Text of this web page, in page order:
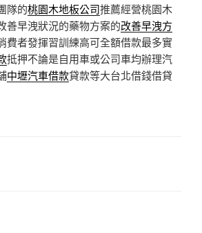
隊的桃園木地板公司推薦經營桃園木
善早洩狀況的藥物方案的改善早洩方
費者發揮習訓練高可全額借款最多實
抵押不論是自用車或公司車均辦理汽
中壢汽車借款貸款等大台北借錢借貸